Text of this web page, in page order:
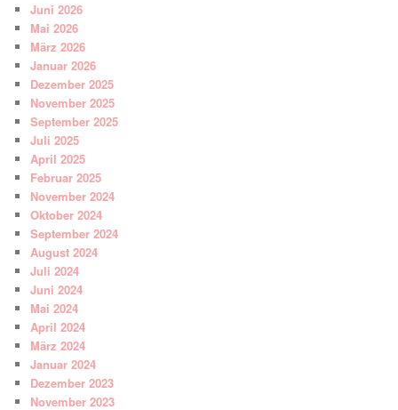
Juni 2026
Mai 2026
März 2026
Januar 2026
Dezember 2025
November 2025
September 2025
Juli 2025
April 2025
Februar 2025
November 2024
Oktober 2024
September 2024
August 2024
Juli 2024
Juni 2024
Mai 2024
April 2024
März 2024
Januar 2024
Dezember 2023
November 2023